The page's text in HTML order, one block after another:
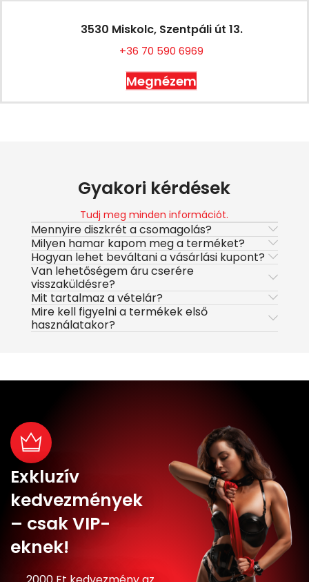
3530 Miskolc, Szentpáli út 13.
+36 70 590 6969
Megnézem
Gyakori kérdések
Tudj meg minden információt.
Mennyire diszkrét a csomagolás?
Milyen hamar kapom meg a terméket?
Hogyan lehet beváltani a vásárlási kupont?
Van lehetőségem áru cserére
visszaküldésre?
Mit tartalmaz a vételár?
Mire kell figyelni a termékek első
használatakor?
Exkluzív
kedvezmények
– csak VIP-
eknek!